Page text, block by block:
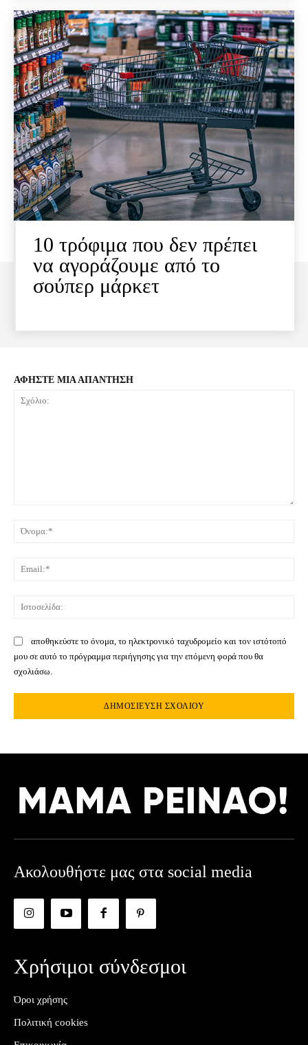
10 τρόφιμα που δεν πρέπει
να αγοράζουμε από το
σούπερ μάρκετ
ΑΦΗΣΤΕ ΜΙΑ ΑΠΑΝΤΗΣΗ
αποθηκεύστε το όνομα, το ηλεκτρονικό ταχυδρομείο και τον ιστότοπό
μου σε αυτό το πρόγραμμα περιήγησης για την επόμενη φορά που θα
σχολιάσω.
Ακολουθήστε μας στα social media
Χρήσιμοι σύνδεσμοι
Όροι χρήσης
Πολιτική cookies